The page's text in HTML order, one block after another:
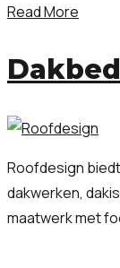
Read More
Roofdesign
dakwerken,
maatwerk met